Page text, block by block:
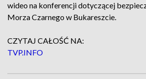
wideo na konferencji dotyczącej
Morza Czarnego w Bukareszcie.
CZYTAJ CAŁOŚĆ NA:
TVP.INFO